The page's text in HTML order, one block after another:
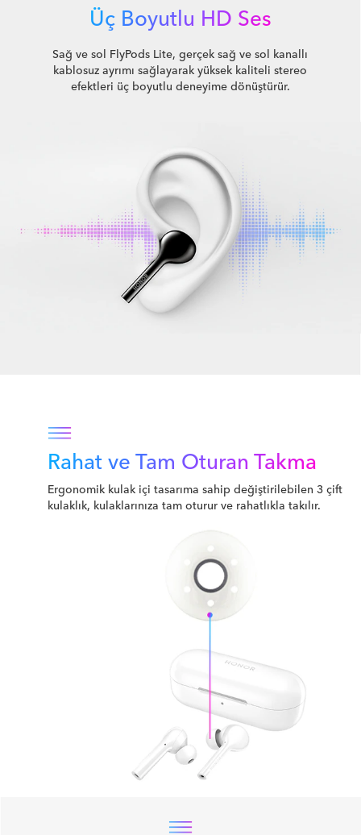
Üç Boyutlu HD Ses
Sağ ve sol FlyPods Lite, gerçek sağ ve sol kanallı
kablosuz ayrımı sağlayarak yüksek kaliteli stereo
efektleri üç boyutlu deneyime dönüştürür.
Rahat ve Tam Oturan Takma
Ergonomik kulak içi tasarıma sahip değiştirilebilen 3 çift
kulaklık, kulaklarınıza tam oturur ve rahatlıkla takılır.